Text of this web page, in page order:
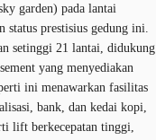
garden) pada lantai
prestisius gedung ini.
setinggi 21 lantai, didukung
yang menyediakan
ini menawarkan fasilitas
bank, dan kedai kopi,
lift berkecepatan tinggi,